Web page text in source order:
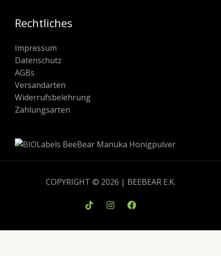
Rechtliches
Impressum
Datenschutz
AGBs
Versandarten
Widerrufsbelehrung
Zahlungsarten
COPYRIGHT © 2026 | BEEBEAR E.K.